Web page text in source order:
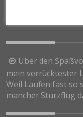
Über den
mein verrücktester
Weil Laufen fast so
mancher Sturzflug